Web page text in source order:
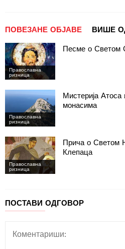
ПОВЕЗАНЕ ОБЈАВЕ ВИШЕ
Православна
ризница
Песме о Светом
Православна
ризница
Мистерија
монасима
Православна
ризница
Прича о Светом
Клепаца
ПОСТАВИ ОДГОВОР